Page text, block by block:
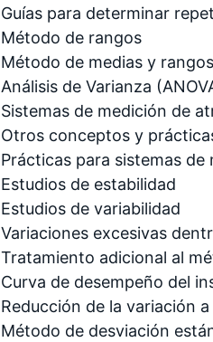
Guías para determinar
Método de rangos
Método de medias y rangos
Análisis de Varianza
Sistemas de medición de
Otros conceptos y
Prácticas para sistemas
Estudios de estabilidad
Estudios de variabilidad
Variaciones excesivas
Tratamiento adicional al
Curva de desempeño del
Reducción de la variación
Método de desviación